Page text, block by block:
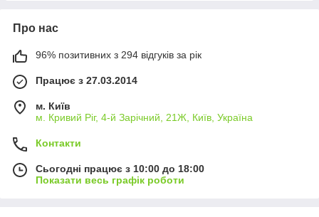
Про нас
96% позитивних з 294 відгуків за рік
Працює з 27.03.2014
м. Київ
м. Кривий Ріг, 4-й Зарічний, 21Ж, Київ, Україна
Контакти
Сьогодні працює з 10:00 до 18:00
Показати весь графік роботи